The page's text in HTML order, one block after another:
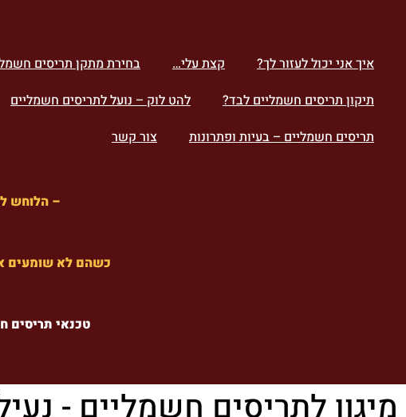
איך אני יכול לעזור לך? קצת עלי…
בחירת מתקן תריסים
תיקון תריסים חשמליים לבד?
להט לוק – נועל לתריסים חשמליים
תריסים חשמליים – בעיות ופתרונות
צור קשר
– הלוחש
כשהם לא
טכנאי תריסים